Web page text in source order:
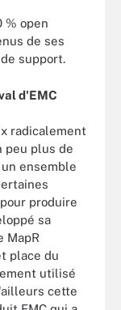
% open
de ses
support.
d'EMC
radicalement
peu plus de
ensemble
produire
sa
MapR
place du
utilisé
cette